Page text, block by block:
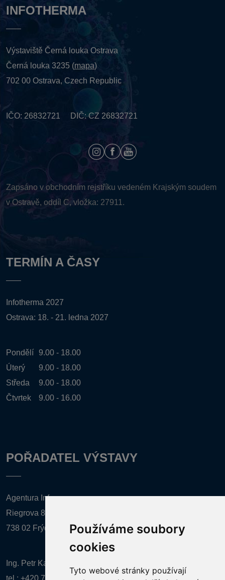
Používáme soubory
cookies
Tyto webové stránky používají
INFOTHERMA
Výstaviště Černá louka Ostrava
Černá louka 3235 (mapa)
702 00 Ostrava, Czech Republic
IČO: 26832721 DIČ: CZ 26832721
Zapsáno v obchodním rejstříku vedeném Krajským soudem
v Ostravě, oddíl C, vložka: 27911.
TERMÍN A ČASY
Infotherma 2027
Ostrava: 18. - 21. ledna 2027
Pondělí
9.00 - 18.00
Úterý
9.00 - 18.00
Středa
9.00 - 18.00
Čtvrtek
9.00 - 16.00
POŘADATEL VÝSTAVY
Agentura Inforpres, s.r.o.
Riegrova 857
738 02 Frýdek-Místek
Ing. Petr Kalenda,
tel.: +420 777 080 867 (EN comunication)